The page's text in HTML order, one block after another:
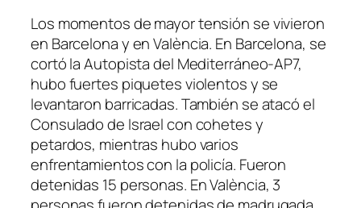
Los momentos de mayor tensión se vivieron
en Barcelona y en València. En Barcelona, se
cortó la Autopista del Mediterráneo-AP7,
hubo fuertes piquetes violentos y se
levantaron barricadas. También se atacó el
Consulado de Israel con cohetes y
petardos, mientras hubo varios
enfrentamientos con la policía. Fueron
detenidas 15 personas. En València, 3